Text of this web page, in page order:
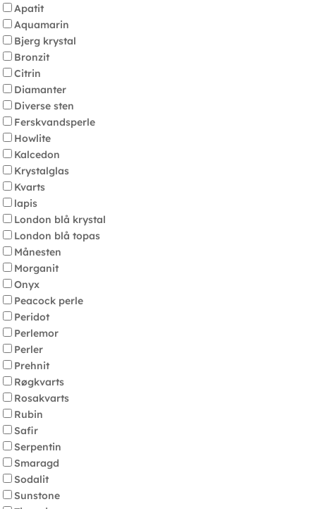
Apatit
Aquamarin
Bjerg krystal
Bronzit
Citrin
Diamanter
Diverse sten
Ferskvandsperle
Howlite
Kalcedon
Krystalglas
Kvarts
lapis
London blå krystal
London blå topas
Månesten
Morganit
Onyx
Peacock perle
Peridot
Perlemor
Perler
Prehnit
Røgkvarts
Rosakvarts
Rubin
Safir
Serpentin
Smaragd
Sodalit
Sunstone